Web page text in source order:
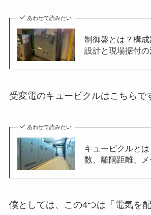
あわせて読みたい
制御盤とは？構成
設計と現場据付
受変電のキュービクルはこちらで
あわせて読みたい
キュービクルと
数、離隔距離、
僕としては、この4つは「電気を